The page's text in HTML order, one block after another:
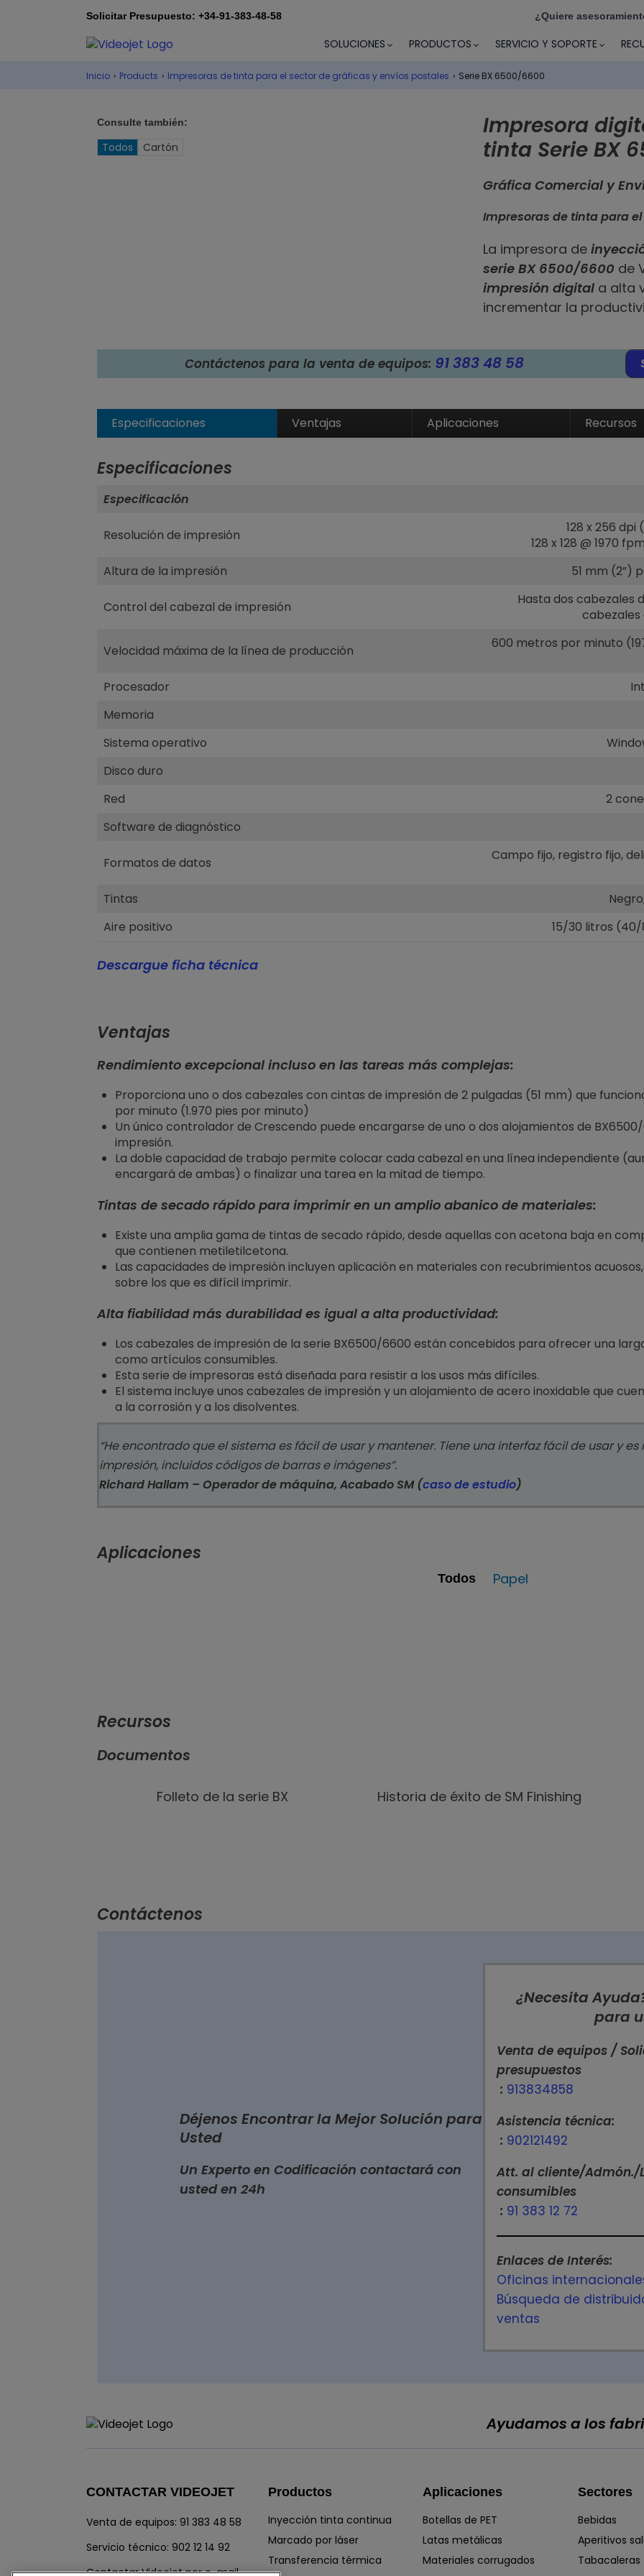
Solicitar Presupuesto: +34-91-383-48-58 ¿Quiere
SOLUCIONES
PRODUCTOS SERVICIO Y SOPORTE
Inicio › Products › Impresoras de tinta para el sector de gráficas y envíos postales › Serie BX 6500/6600
Consulte también:
Todos Cartón
Impresora
tinta Serie BX
Gráfica Comercial y
Impresoras de tinta para
La impresora de
serie BX 6500/6600 de
impresión digital a alta
incrementar la
Contáctenos para la venta de equipos: 91 383 48 58
Especificaciones Ventajas Aplicaciones Recursos
Especificaciones
Especificación
Resolución de impresión
128 x 256
128 x 128 @ 1970
Altura de la impresión
51 mm (2”)
Control del cabezal de impresión
Hasta dos cabezales
Velocidad máxima de la línea de producción
600 metros por minuto
Procesador
Memoria
Sistema operativo
Disco duro
Red
2
Software de diagnóstico
Formatos de datos
Campo fijo, registro fijo,
Tintas
Aire positivo
15/30 litros
Descargue ficha técnica
Ventajas
Rendimiento excepcional incluso en las tareas más complejas:
Proporciona uno o dos cabezales con cintas de impresión de 2 pulgadas (51 mm) que
por minuto (1.970 pies por minuto)
Un único controlador de Crescendo puede encargarse de uno o dos alojamientos de
impresión.
La doble capacidad de trabajo permite colocar cada cabezal en una línea independiente
encargará de ambas) o finalizar una tarea en la mitad de tiempo.
Tintas de secado rápido para imprimir en un amplio abanico de materiales:
Existe una amplia gama de tintas de secado rápido, desde aquellas con acetona baja en
que contienen metiletilcetona.
Las capacidades de impresión incluyen aplicación en materiales con recubrimientos
sobre los que es difícil imprimir.
Alta fiabilidad más durabilidad es igual a alta productividad:
Los cabezales de impresión de la serie BX6500/6600 están concebidos para ofrecer una
como artículos consumibles.
Esta serie de impresoras está diseñada para resistir a los usos más difíciles.
El sistema incluye unos cabezales de impresión y un alojamiento de acero inoxidable que
a la corrosión y a los disolventes.
“He encontrado que el sistema es fácil de usar y mantener. Tiene una interfaz fácil de usar y
impresión, incluidos códigos de barras e imágenes”.
Richard Hallam – Operador de máquina, Acabado SM (caso de estudio)
Aplicaciones
Todos Papel
Recursos
Documentos
Folleto de la serie BX Historia de éxito de SM Finishing
Contáctenos
Déjenos Encontrar la Mejor Solución para
Usted
Un Experto en Codificación contactará con
usted en 24h
¿Necesita
para
Venta de equipos /
presupuestos
: 913834858
Asistencia técnica:
: 902121492
Att. al cliente/
consumibles
: 91 383 12 72
Enlaces de Interés:
Oficinas
Búsqueda de
ventas
Ayudamos a los
CONTACTAR VIDEOJET
Venta de equipos: 91 383 48 58
Servicio técnico: 902 12 14 92
Contactar Videojet por e-mail
Productos
Inyección tinta continua
Marcado por láser
Transferencia térmica
Aplicaciones
Botellas de PET
Latas metálicas
Materiales corrugados
Sectores
Bebidas
Aperitivos
Tabacaleras